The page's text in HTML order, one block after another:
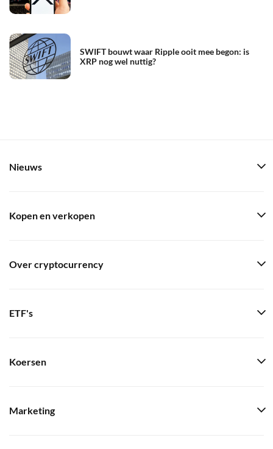
SWIFT bouwt waar Ripple ooit mee begon: is
XRP nog wel nuttig?
Nieuws
Kopen en verkopen
Over cryptocurrency
ETF's
Koersen
Marketing